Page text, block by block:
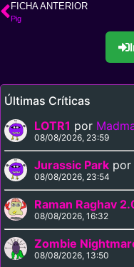
FICHA ANTERIOR
Pig
Últimas Críticas
LOTR1 por
08/08/2026, 23:59
Jurassic Park por
08/08/2026, 23:54
Raman Raghav
08/08/2026, 16:32
Zombie
08/08/2026, 13:50